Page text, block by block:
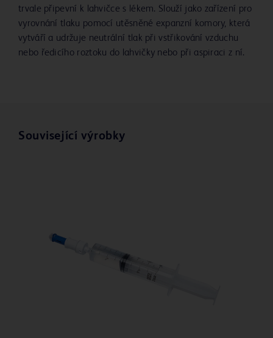
trvale připevní k lahvičce s lékem. Slouží jako zařízení pro
vyrovnání tlaku pomocí utěsněné expanzní komory, která
vytváří a udržuje neutrální tlak při vstřikování vzduchu
nebo ředicího roztoku do lahvičky nebo při aspiraci z ní.
Související výrobky